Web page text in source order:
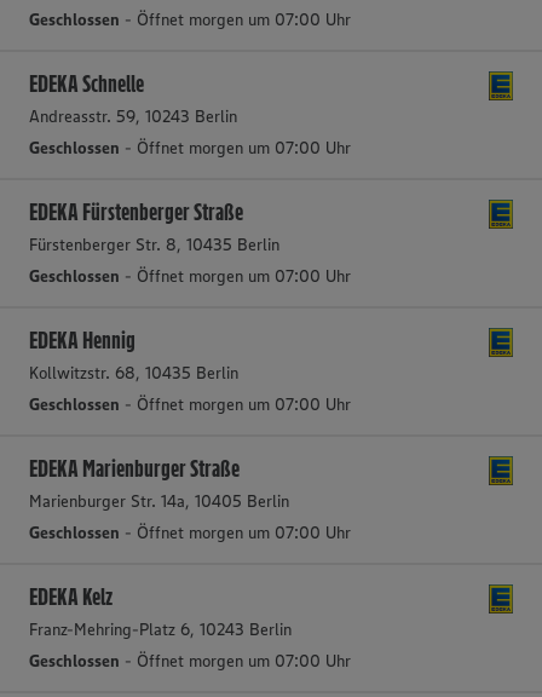
Geschlossen - Öffnet morgen um 07:00 Uhr
EDEKA Schnelle
Andreasstr. 59, 10243 Berlin
Geschlossen - Öffnet morgen um 07:00 Uhr
EDEKA Fürstenberger Straße
Fürstenberger Str. 8, 10435 Berlin
Geschlossen - Öffnet morgen um 07:00 Uhr
EDEKA Hennig
Kollwitzstr. 68, 10435 Berlin
Geschlossen - Öffnet morgen um 07:00 Uhr
EDEKA Marienburger Straße
Marienburger Str. 14a, 10405 Berlin
Geschlossen - Öffnet morgen um 07:00 Uhr
EDEKA Kelz
Franz-Mehring-Platz 6, 10243 Berlin
Geschlossen - Öffnet morgen um 07:00 Uhr